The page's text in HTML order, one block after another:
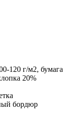
120 г/м2, бумага
20%
бордюр